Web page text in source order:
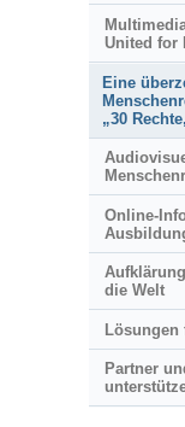
United for
Eine
„30
Online-
die Welt
Partner